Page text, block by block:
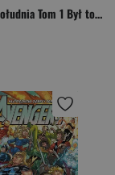
Bękarty z Południa Tom 1 Był to facet, co się zowie